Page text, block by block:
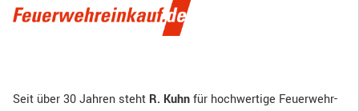
Seit über 30 Jahren steht R. Kuhnfür hochwertige Feuerwehr-